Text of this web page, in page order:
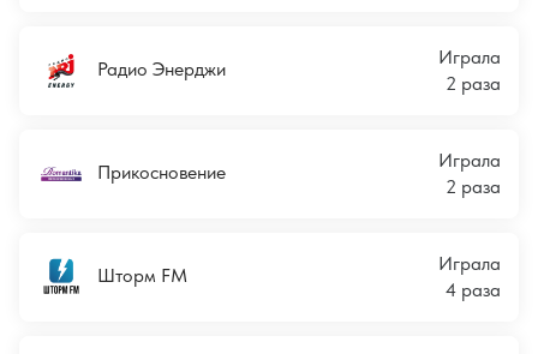
Радио Энерджи
Играла
2 раза
Прикосновение
Играла
2 раза
Шторм FM
Играла
4 раза